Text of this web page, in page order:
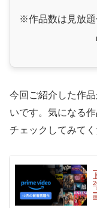
※作品数は見放題
今回ご紹介した作
いです。気になる
チェックしてみてく